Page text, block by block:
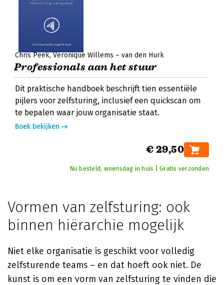
Chris Peek Véronique Willems – van den Hurk
Professionals aan het stuur
Dit praktische handboek beschrijft tien essentiële
pijlers voor zelfsturing, inclusief een quickscan om
te bepalen waar jouw organisatie staat.
Boek bekijken
€ 29,50
Nu besteld, woensdag in huis | Gratis verzonden
Vormen van zelfsturing: ook
binnen hiërarchie mogelijk
Niet elke organisatie is geschikt voor volledig
zelfsturende teams – en dat hoeft ook niet. De
kunst is om een vorm van zelfsturing te vinden die